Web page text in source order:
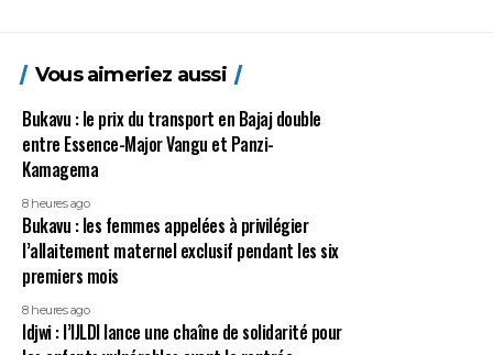
Vous aimeriez aussi
Bukavu : le prix du transport en Bajaj double
entre Essence-Major Vangu et Panzi-
Kamagema
8 heures ago
Bukavu : les femmes appelées à privilégier
l’allaitement maternel exclusif pendant les six
premiers mois
8 heures ago
Idjwi : l’IJLDI lance une chaîne de solidarité pour